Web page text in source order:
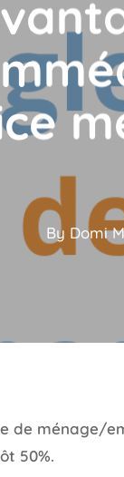
By Domi
de ménage/
50%.